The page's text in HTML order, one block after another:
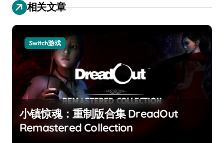
相关文章
Switch游戏
小镇惊魂：重制版合集 DreadOut
Remastered Collection